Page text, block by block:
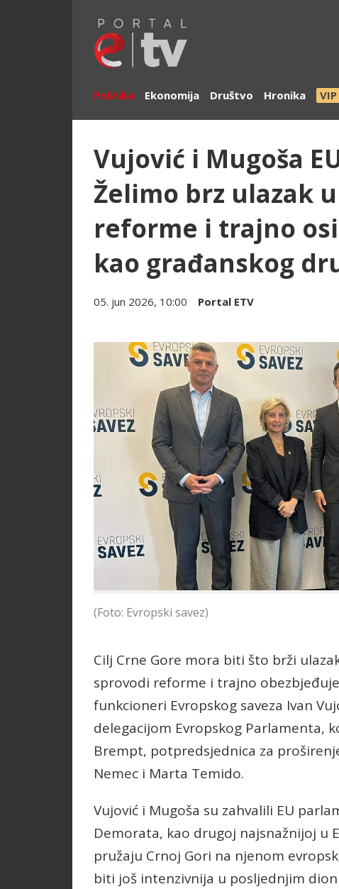
Politika Ekonomija Društvo Hronika VIP
Vujović i Mugoša
Želimo brz ulazak
reforme i trajno
kao građanskog
05. jun 2026, 10:00 Portal ETV
(Foto: Evropski savez)
Cilj Crne Gore mora biti što brži
sprovodi reforme i trajno
funkcioneri Evropskog saveza Ivan
delegacijom Evropskog Parlamenta,
Brempt, potpredsjednica za
Nemec i Marta Temido.
Vujović i Mugoša su zahvalili EU
Demorata, kao drugoj najsnažnijoj u
pružaju Crnoj Gori na njenom
biti još intenzivnija u posljednjim